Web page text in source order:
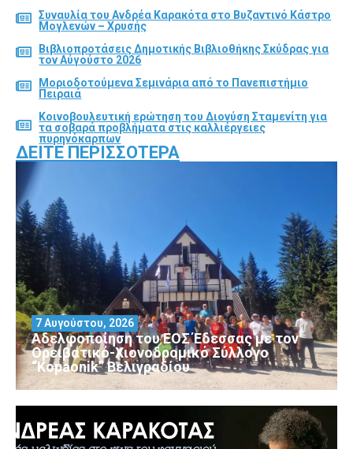
Συναυλία του Ανδρέα Καρακότα στο Βυζαντινό Κάστρο
Μογλενών – Χρυσής
Βιβλιοπροτάσεις Δημοτικής Βιβλιοθήκης Σκύδρας για
τον Αύγούστο 2026
Μοριοδοτούμενα Σεμινάρια από το Πανεπιστήμιο
Πειραιά
Κοινοβουλευτική ερώτηση του Διονύση Σταμενίτη για
τα σοβαρά προβλήματα στις καλλιέργειες
πυρηνόκαρπων
ΔΕΊΤΕ ΠΕΡΙΣΣΌΤΕΡΑ
Αδελφοποίηση του ΕΟΣ Έδεσσας με τον
Ορειβατικό-Χιονοδρομικό Σύλλογο
“Kopaonik” Βελιγραδίου
7 Αυγούστου, 2026